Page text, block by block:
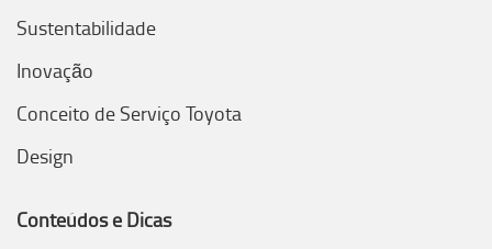
Sustentabilidade
Inovação
Conceito de Serviço Toyota
Design
Conteúdos e Dicas